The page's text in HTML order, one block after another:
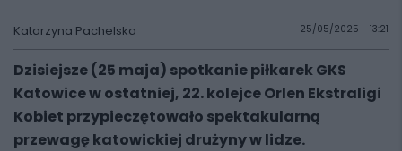
Katarzyna Pachelska 25/05/2025 - 13:21
Dzisiejsze (25 maja) spotkanie piłkarek GKS
Katowice w ostatniej, 22. kolejce Orlen Ekstraligi
Kobiet przypieczętowało spektakularną
przewagę katowickiej drużyny w lidze.